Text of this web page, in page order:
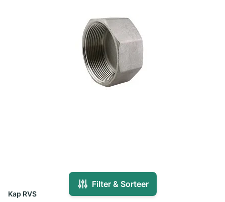
Filter & Sorteer
Kap RVS